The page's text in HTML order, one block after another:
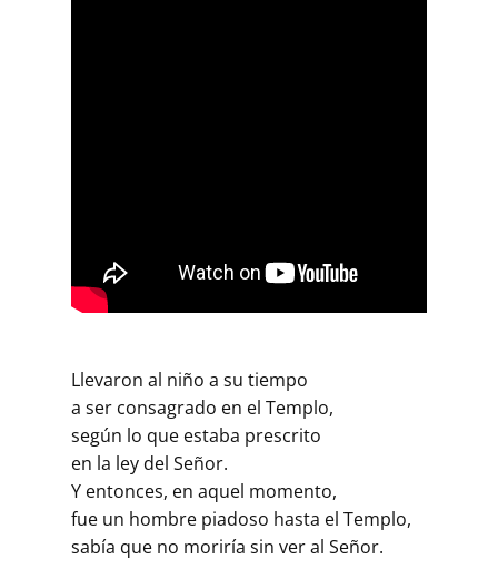
Llevaron al niño a su tiempo
a ser consagrado en el Templo,
según lo que estaba prescrito
en la ley del Señor.
Y entonces, en aquel momento,
fue un hombre piadoso hasta el Templo,
sabía que no moriría sin ver al Señor.